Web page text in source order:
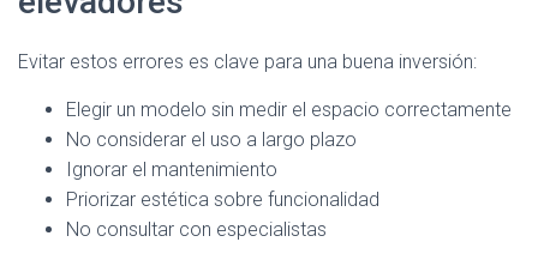
Evitar estos errores es clave para una buena inversión:
Elegir un modelo sin medir el espacio correctamente
No considerar el uso a largo plazo
Ignorar el mantenimiento
Priorizar estética sobre funcionalidad
No consultar con especialistas